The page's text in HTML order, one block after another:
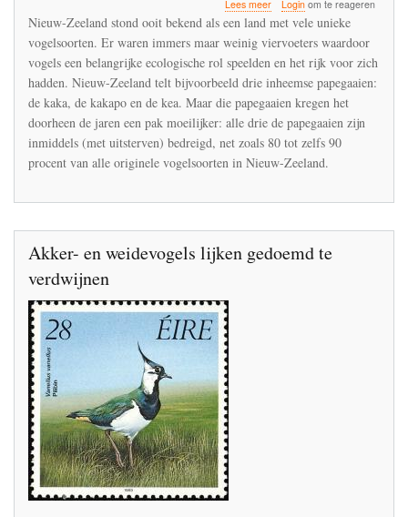
Lees meer
Nieuw-
milieurapport
schetst
somber
beeld
Loginom te reageren
Nieuw-Zeeland stond ooit bekend als een land met vele unieke
vogelsoorten. Er waren immers maar weinig viervoeters waardoor
vogels een belangrijke ecologische rol speelden en het rijk voor zich
hadden. Nieuw-Zeeland telt bijvoorbeeld drie inheemse papegaaien:
de kaka, de kakapo en de kea. Maar die papegaaien kregen het
doorheen de jaren een pak moeilijker: alle drie de papegaaien zijn
inmiddels (met uitsterven) bedreigd, net zoals 80 tot zelfs 90
procent van alle originele vogelsoorten in Nieuw-Zeeland.
Akker- en weidevogels lijken gedoemd te
verdwijnen